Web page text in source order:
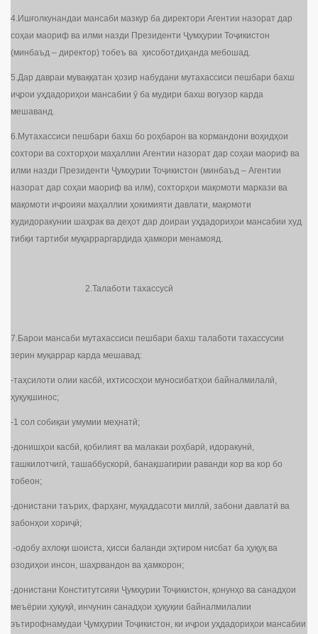
4.Ишғолкунандаи мансаби мазкур ба директори Агентии назорат дар
соҳаи маориф ва илми назди Президенти Ҷумҳурии Тоҷикистон
(минбаъд – директор) тобеъ ва ҳисоботдиҳанда мебошад.
5.Дар давраи муваққатан ҳозир набудани мутахассиси пешбари бахш
иҷрои уҳдадориҳои мансабии ӯ ба мудири бахш вогузор карда
мешаванд.
6.Мутахассиси пешбари бахш бо роҳбарон ва кормандони воҳидҳои
сохтори ва сохторҳои маҳаллии Агентии назорат дар соҳаи маориф ва
илми назди Президенти Ҷумҳурии Тоҷикистон (минбаъд – Агентии
назорат дар соҳаи маориф ва илм), сохторҳои мақомоти маркази ва
мақомоти иҷроияи маҳаллии ҳокимияти давлати, мақомоти
худидоракунии шаҳрак ва деҳот дар доираи уҳдадориҳои мансабии худ
тибқи тартиби муқарраргардида ҳамкори менамояд.
2.Талаботи тахассусӣ
7.Барои мансаби мутахассиси пешбари бахш талаботи тахассусии
зерин муқаррар карда мешавад:
-таҳсилоти олии касбӣ, ихтисосҳои муносибатҳои байналмилалӣ,
ҳуқуқшинос;
-1 сол собиқаи умумии меҳнатӣ;
-донишҳои касбӣ, қобилият ва малакаи роҳбарӣ, идоракунӣ,
ташкилотчигӣ, ташаббускорӣ, банақшагирии раванди кор ва кор бо
тобеон;
-донистани таърих, фарҳанг, муқаддасоти миллӣ, забони давлатӣ ва
забонҳои хориҷӣ;
-одобу ахлоқи шоиста, ҳисси баланди эҳтиром нисбат ба ҳуқуқ ва
озодиҳои инсон, шаҳрвандон ва ҳамкорон;
-донистани Конститутсияи Ҷумҳурии Тоҷикистон, қонунҳо ва санадҳои
меъёрии ҳуқуқӣ, инчунин санадҳои ҳуқуқии байналмилалии
эътирофнамудаи Ҷумҳурии Тоҷикистон, ки иҷрои уҳдадориҳои мансабии